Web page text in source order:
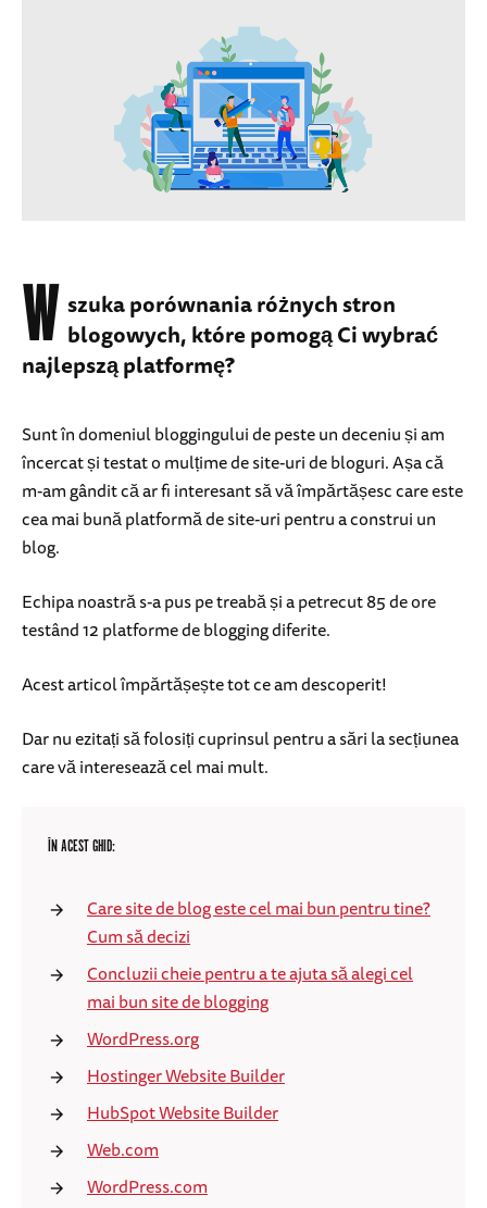
W szuka porównania różnych stron
blogowych, które pomogą Ci wybrać
najlepszą platformę?
Sunt în domeniul bloggingului de peste un deceniu și am
încercat și testat o mulțime de site-uri de bloguri. Așa că
m-am gândit că ar fi interesant să vă împărtășesc care este
cea mai bună platformă de site-uri pentru a construi un
blog.
Echipa noastră s-a pus pe treabă și a petrecut 85 de ore
testând 12 platforme de blogging diferite.
Acest articol împărtășește tot ce am descoperit!
Dar nu ezitați să folosiți cuprinsul pentru a sări la secțiunea
care vă interesează cel mai mult.
ÎN ACEST GHID:
Care site de blog este cel mai bun pentru tine?
Cum să decizi
Concluzii cheie pentru a te ajuta să alegi cel
mai bun site de blogging
WordPress.org
Hostinger Website Builder
HubSpot Website Builder
Web.com
WordPress.com